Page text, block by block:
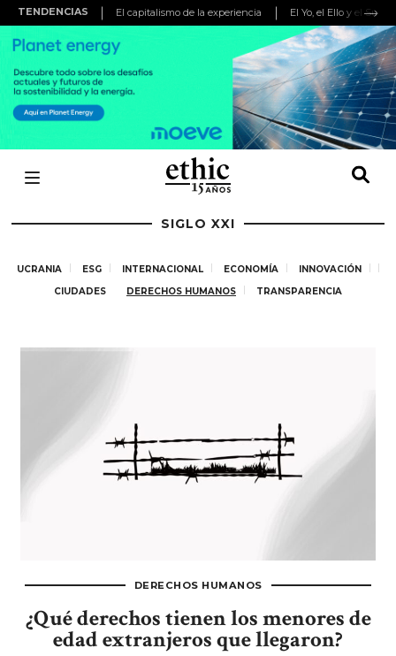
TENDENCIAS El capitalismo de la experiencia El Yo, el Ello y el
SIGLO XXI
UCRANIA ESG INTERNACIONAL ECONOMÍA
INNOVACIÓN
CIUDADES
DERECHOS HUMANOS TRANSPARENCIA
DERECHOS HUMANOS
¿Qué derechos tienen los menores de
edad extranjeros que llegaron?